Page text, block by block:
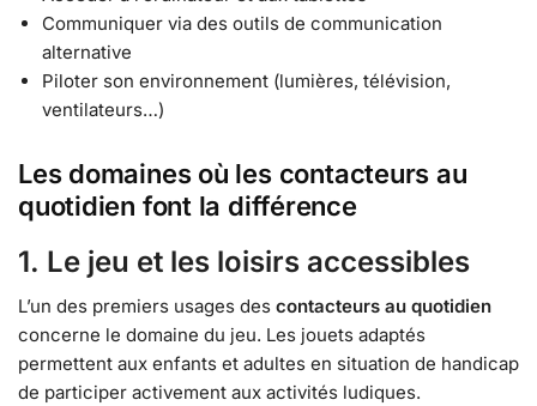
Communiquer via des outils de communication
alternative
Piloter son environnement (lumières, télévision,
ventilateurs…)
Les domaines où les contacteurs au
quotidien font la différence
1. Le jeu et les loisirs accessibles
L’un des premiers usages des contacteurs au quotidien
concerne le domaine du jeu. Les jouets adaptés
permettent aux enfants et adultes en situation de handicap
de participer activement aux activités ludiques.